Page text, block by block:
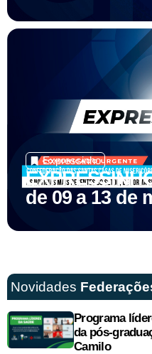
Expressinho
de 09 a 13 de
Novidades
Programa
da pós-
Camilo